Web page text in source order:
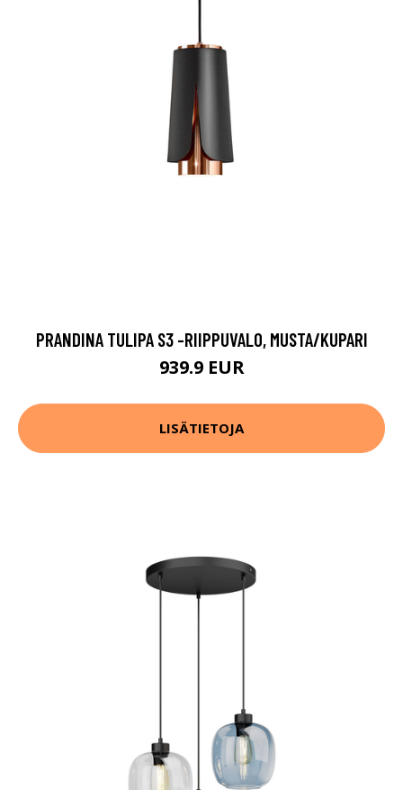
PRANDINA TULIPA S3 -RIIPPUVALO, MUSTA/KUPARI
939.9 EUR
LISÄTIETOJA